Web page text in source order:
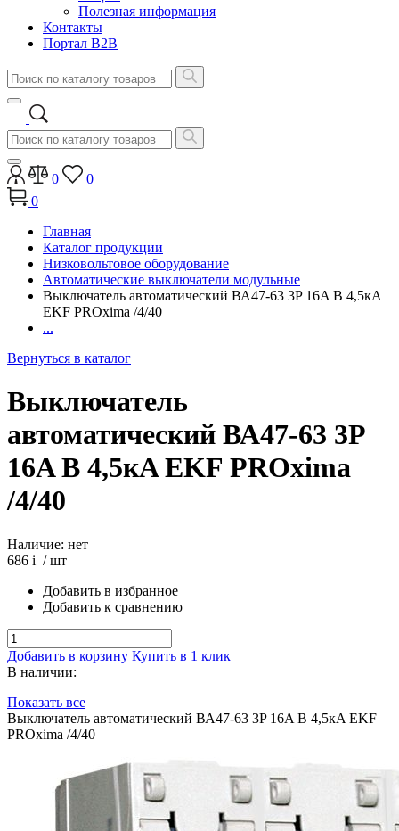
Полезная информация
Контакты
Портал B2B
0
0
0
Главная
Каталог продукции
Низковольтовое оборудование
Автоматические выключатели модульные
Выключатель автоматический ВА47-63 3P 16A В 4,5кA
EKF PROxima /4/40
...
Вернуться в каталог
Выключатель
автоматический ВА47-63 3P
16A В 4,5кA EKF PROxima
/4/40
Наличие: нет
686 i / шт
Добавить в избранное
Добавить к сравнению
Добавить в корзину Купить в 1 клик
В наличии:
Показать все
Выключатель автоматический ВА47-63 3P 16A В 4,5кA EKF
PROxima /4/40